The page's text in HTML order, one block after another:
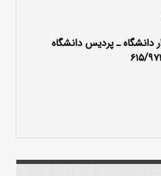
دانشگاه ـ پردیس دانشگاه